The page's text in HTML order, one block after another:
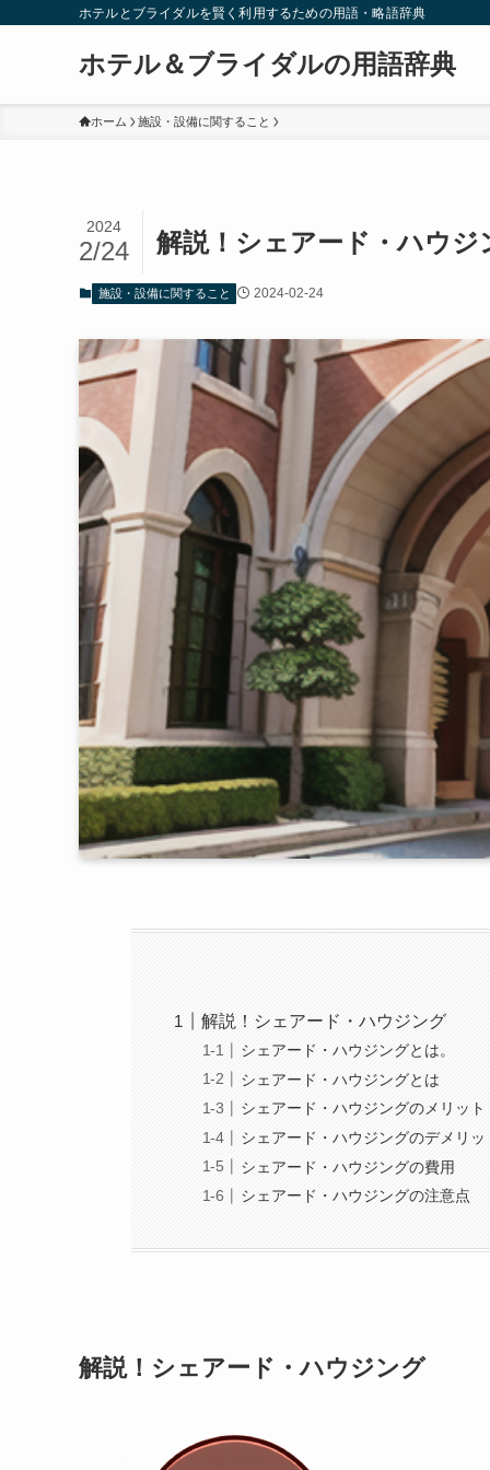
ホテルとブライダルを賢く利用するための用語・略語辞典
ホテル＆ブライダルの用語辞典
ホーム 施設・設備に関すること
解説！シェアード・ハウジ
2024
2/24
施設・設備に関すること 2024-02-24
解説！シェアード・ハウジング
シェアード・ハウジングとは。
シェアード・ハウジングとは
シェアード・ハウジングのメリット
シェアード・ハウジングのデメリッ
シェアード・ハウジングの費用
シェアード・ハウジングの注意点
解説！シェアード・ハウジング